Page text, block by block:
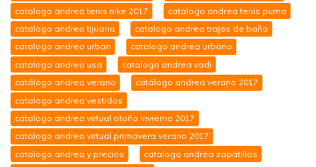
catalogo andrea tenis nike 2017
catalogo andrea tenis puma
catalogo andrea tijuana
catalogo andrea trajes de baño
catalogo andrea urban
catalogo andrea urbano
catalogo andrea usa
catalogo andrea vadi
catálogo andrea verano
catálogo andrea verano 2017
catalogo andrea vestidos
catalogo andrea virtual otoño invierno 2017
catalogo andrea virtual primavera verano 2017
catalogo andrea y precios
catalogo andrea zapatillas